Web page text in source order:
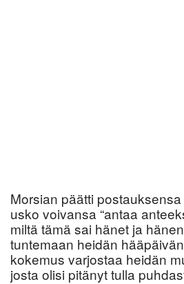
Morsian päätti
usko voivansa “antaa
miltä tämä sai hänet ja
tuntemaan heidän
kokemus varjostaa heidän
josta olisi pitänyt tulla